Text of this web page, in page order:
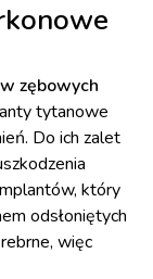
zębowych
tytanowe
Do ich zalet
który
odsłoniętych
więc